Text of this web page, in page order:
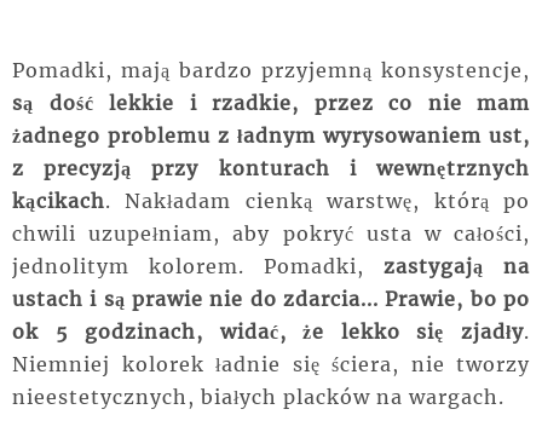
Pomadki, mają bardzo przyjemną konsystencje,
są dość lekkie i rzadkie, przez co nie mam
żadnego problemu z ładnym wyrysowaniem ust,
z precyzją przy konturach i wewnętrznych
kącikach. Nakładam cienką warstwę, którą po
chwili uzupełniam, aby pokryć usta w całości,
jednolitym kolorem. Pomadki, zastygają na
ustach i są prawie nie do zdarcia... Prawie, bo po
ok 5 godzinach, widać, że lekko się zjadły.
Niemniej kolorek ładnie się ściera, nie tworzy
nieestetycznych, białych placków na wargach.